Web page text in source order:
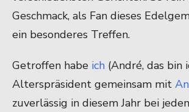
Geschmack, als Fan dieses
ein besonderes Treffen.
Getroffen habe ich (André, das bin
Alterspräsident gemeinsam mit
zuverlässig in diesem Jahr bei